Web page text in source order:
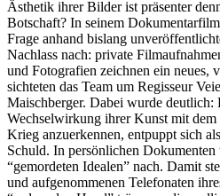
Ästhetik ihrer Bilder ist präsenter
Botschaft? In seinem
Frage anhand bislang
Nachlass nach: private
und Fotografien zeichnen ein neues,
sichteten das Team um Regisseur
Maischberger. Dabei wurde
Wechselwirkung ihrer Kunst mit dem
Krieg anzuerkennen, entpuppt sich
Schuld. In persönlichen Dokumenten
“gemordeten Idealen” nach. Damit
und aufgenommenen Telefonaten